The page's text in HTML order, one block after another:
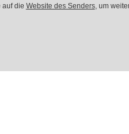
auf die Website des Senders, um